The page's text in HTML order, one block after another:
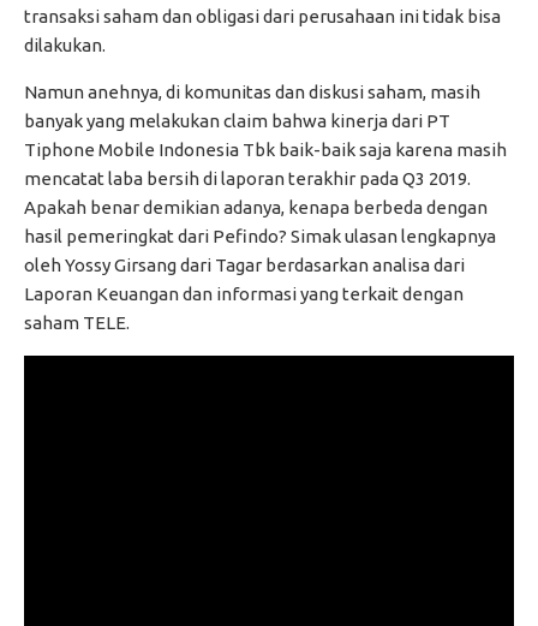
transaksi saham dan obligasi dari perusahaan ini tidak bisa
dilakukan.
Namun anehnya, di komunitas dan diskusi saham, masih
banyak yang melakukan claim bahwa kinerja dari PT
Tiphone Mobile Indonesia Tbk baik-baik saja karena masih
mencatat laba bersih di laporan terakhir pada Q3 2019.
Apakah benar demikian adanya, kenapa berbeda dengan
hasil pemeringkat dari Pefindo? Simak ulasan lengkapnya
oleh Yossy Girsang dari Tagar berdasarkan analisa dari
Laporan Keuangan dan informasi yang terkait dengan
saham TELE.